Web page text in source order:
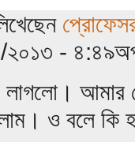
২০১৩ -
লাগলো। আমার
ও বলে কি